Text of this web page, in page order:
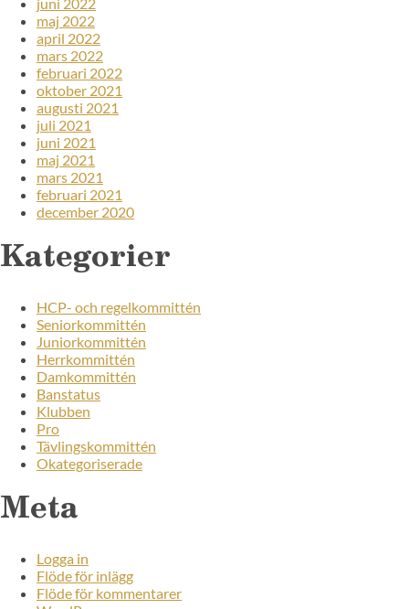
maj 2022
april 2022
mars 2022
februari 2022
oktober 2021
augusti 2021
juli 2021
juni 2021
maj 2021
mars 2021
februari 2021
december 2020
Kategorier
HCP- och regelkommittén
Seniorkommittén
Juniorkommittén
Herrkommittén
Damkommittén
Banstatus
Klubben
Pro
Tävlingskommittén
Okategoriserade
Meta
Logga in
Flöde för inlägg
Flöde för kommentarer